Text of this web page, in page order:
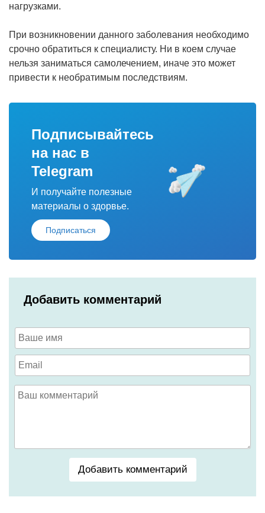
нагрузками.
При возникновении данного заболевания необходимо
срочно обратиться к специалисту. Ни в коем случае
нельзя заниматься самолечением, иначе это может
привести к необратимым последствиям.
Подписывайтесь
на нас в
Telegram
И получайте полезные
материалы о здорвье.
Подписаться
Добавить комментарий
Добавить комментарий